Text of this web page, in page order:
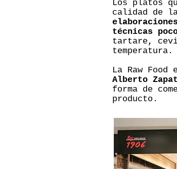
Los platos
calidad de
técnicas
tartare,
temperatura.
La Raw
Alberto
forma de
producto.